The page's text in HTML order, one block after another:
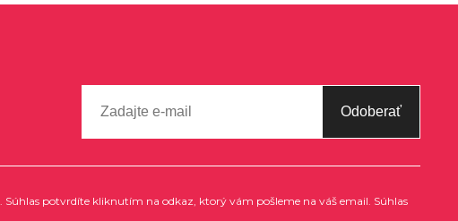
Odoberať
potvrdíte kliknutím na odkaz, ktorý vám pošleme na váš email. Súhlas